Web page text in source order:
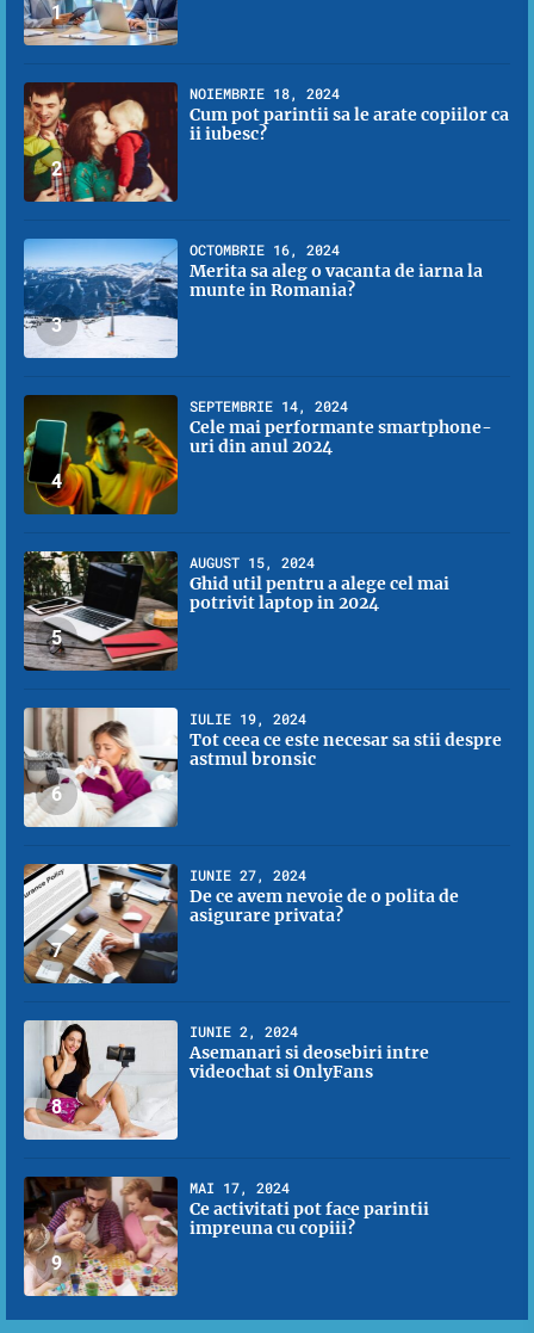
1
2
NOIEMBRIE 18, 2024
Cum pot parintii sa le arate copiilor ca
ii iubesc?
3
OCTOMBRIE 16, 2024
Merita sa aleg o vacanta de iarna la
munte in Romania?
4
SEPTEMBRIE 14, 2024
Cele mai performante smartphone-
uri din anul 2024
5
AUGUST 15, 2024
Ghid util pentru a alege cel mai
potrivit laptop in 2024
6
IULIE 19, 2024
Tot ceea ce este necesar sa stii despre
astmul bronsic
7
IUNIE 27, 2024
De ce avem nevoie de o polita de
asigurare privata?
8
IUNIE 2, 2024
Asemanari si deosebiri intre
videochat si OnlyFans
9
MAI 17, 2024
Ce activitati pot face parintii
impreuna cu copiii?